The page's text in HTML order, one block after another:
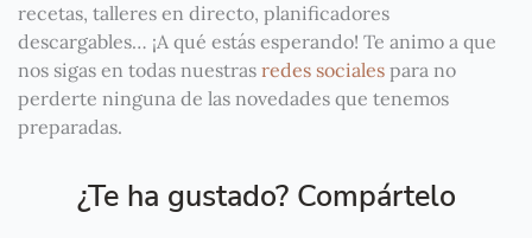
recetas, talleres en directo, planificadores
descargables… ¡A qué estás esperando! Te animo a que
nos sigas en todas nuestras redes sociales para no
perderte ninguna de las novedades que tenemos
preparadas.
¿Te ha gustado? Compártelo